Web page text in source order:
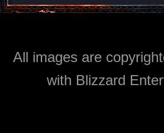
All images are
with Blizzard